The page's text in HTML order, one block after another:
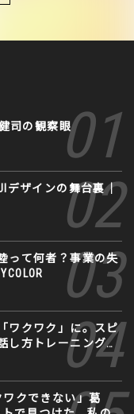
司の観察眼
デザインの舞台裏｜
って何者？事業の失
ワクワク」に。スピ
し方トレーニング」
クできない」葛